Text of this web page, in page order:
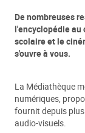
De nombreuses
l'encyclopédie au
scolaire et le
s'ouvre à vous.
La Médiathèque
numériques,
fournit depuis
audio-visuels.